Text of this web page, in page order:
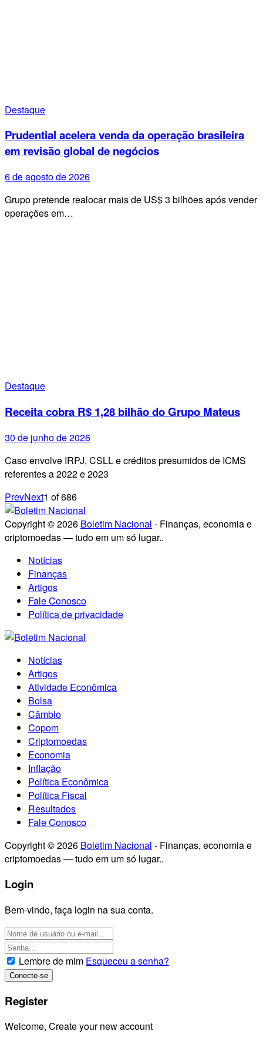
Destaque
Prudential acelera venda da operação brasileira
em revisão global de negócios
6 de agosto de 2026
Grupo pretende realocar mais de US$ 3 bilhões após vender
operações em…
Destaque
Receita cobra R$ 1,28 bilhão do Grupo Mateus
30 de junho de 2026
Caso envolve IRPJ, CSLL e créditos presumidos de ICMS
referentes a 2022 e 2023
PrevNext1 of686
Copyright © 2026 Boletim Nacional - Finanças, economia e
criptomoedas — tudo em um só lugar..
Notícias
Finanças
Artigos
Fale Conosco
Política de privacidade
Notícias
Artigos
Atividade Econômica
Bolsa
Câmbio
Copom
Criptomoedas
Economia
Inflação
Política Econômica
Política Fiscal
Resultados
Fale Conosco
Copyright © 2026 Boletim Nacional - Finanças, economia e
criptomoedas — tudo em um só lugar..
Login
Bem-vindo, faça login na sua conta.
Lembre de mim Esqueceu a senha?
Register
Welcome, Create your new account